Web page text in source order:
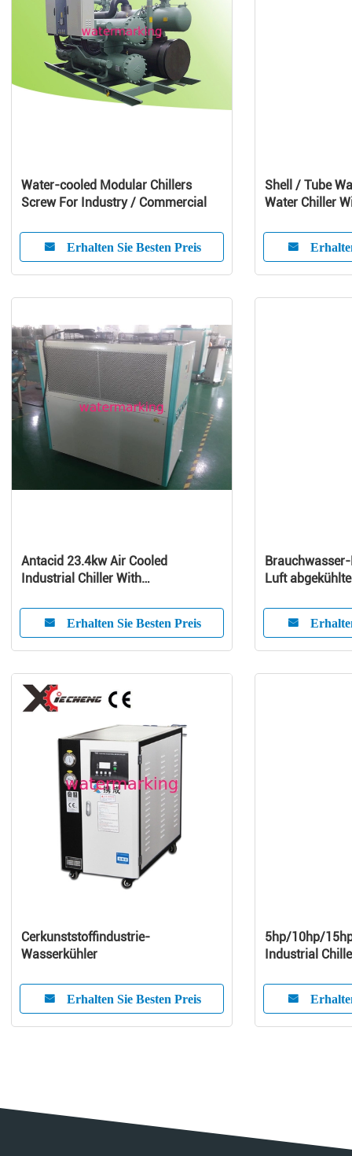
Water-cooled Modular Chillers
Screw For Industry / Commercial
Erhalten Sie Besten Preis
Shell / Tube
Water Chiller
Antacid 23.4kw Air Cooled
Industrial Chiller With
Erhalten Sie Besten Preis
Luft
Cerkunststoffindustrie-
Wasserkühler
Erhalten Sie Besten Preis
5hp/10hp/
Industrial